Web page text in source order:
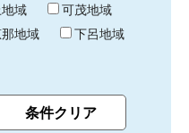
域
可茂地域
地域
下呂地域